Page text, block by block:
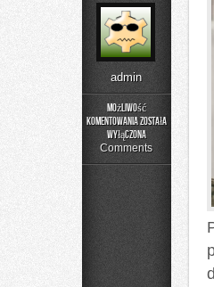
admin
Możliwość
komentowania
Projekty
została
wyłączona
Comments